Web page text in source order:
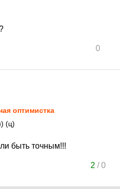
0
оптимистка
(ц)
быть точным!!!
2 /0